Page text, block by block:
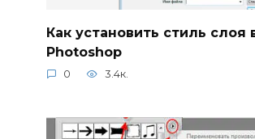
Как установить стиль слоя
Photoshop
0 3.4к.